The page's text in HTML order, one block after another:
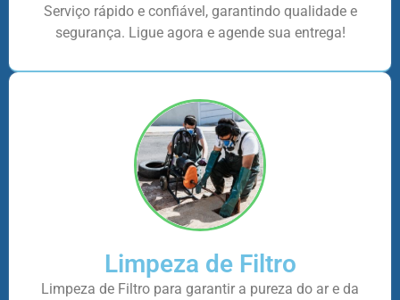
Serviço rápido e confiável, garantindo qualidade e
segurança. Ligue agora e agende sua entrega!
Limpeza de Filtro
Limpeza de Filtro para garantir a pureza do ar e da